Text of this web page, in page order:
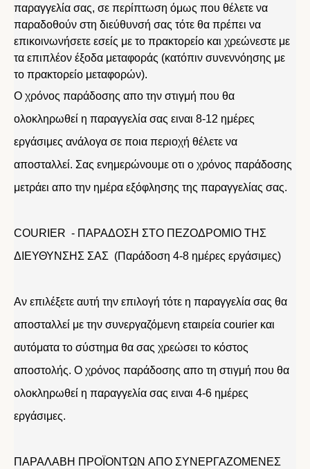
παραγγελία σας, σε περίπτωση όμως που θέλετε να
παραδοθούν στη διεύθυνσή σας τότε θα πρέπει να
επικοινωνήσετε εσείς με το πρακτορείο και χρεώνεστε με
τα επιπλέον έξοδα μεταφοράς (κατόπιν συνεννόησης με
το πρακτορείο μεταφορών).
Ο χρόνος παράδοσης απο την στιγμή που θα
ολοκληρωθεί η παραγγελία σας ειναι 8-12 ημέρες
εργάσιμες ανάλογα σε ποια περιοχή θέλετε να
αποσταλλεί. Σας ενημερώνουμε οτι ο χρόνος παράδοσης
μετράει απο την ημέρα εξόφλησης της παραγγελίας σας.
COURIER - ΠΑΡΑΔΟΣΗ ΣΤΟ ΠΕΖΟΔΡΟΜΙΟ ΤΗΣ
ΔΙΕΥΘΥΝΣΗΣ ΣΑΣ (Παράδοση 4-8 ημέρες εργάσιμες)
Αν επιλέξετε αυτή την επιλογή τότε η παραγγελία σας θα
αποσταλλεί με την συνεργαζόμενη εταιρεία courier και
αυτόματα το σύστημα θα σας χρεώσει το κόστος
αποστολής. Ο χρόνος παράδοσης απο τη στιγμή που θα
ολοκληρωθεί η παραγγελία σας ειναι 4-6 ημέρες
εργάσιμες.
ΠΑΡΑΛΑΒΗ ΠΡΟΪΟΝΤΩΝ ΑΠΟ ΣΥΝΕΡΓΑΖΟΜΕΝΕΣ